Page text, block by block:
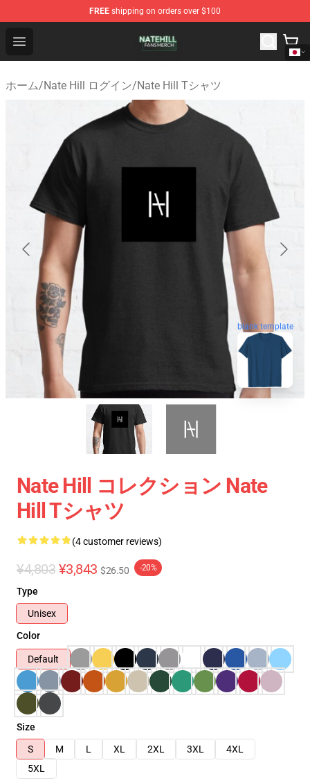
FREE shipping on orders over $100
Open menu
Nate Hill Shop - Official Nate Hill Merchandise Store
ホーム/Nate Hill ログイン/Nate Hill Tシャツ
blank template
Nate Hill コレクション Nate
Hill Tシャツ
(4 customer reviews)
¥4,803 ¥3,843 $26.50 -20%
Type
Unisex
Color
Default
Size
S
M L XL 2XL 3XL
4XL
5XL